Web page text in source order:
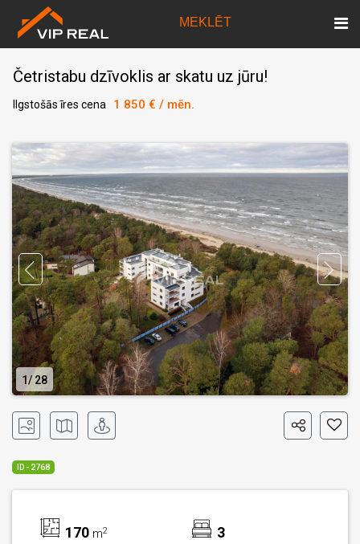
MEKLĒT
Četristabu dzīvoklis ar skatu uz jūru!
Ilgstošās īres cena 1 850 € / mēn.
1 28
ID - 2768
170 m2 3